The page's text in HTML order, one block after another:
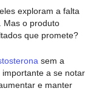
exploram a falta
Mas o produto
que promete?
sem a
a se notar
e manter